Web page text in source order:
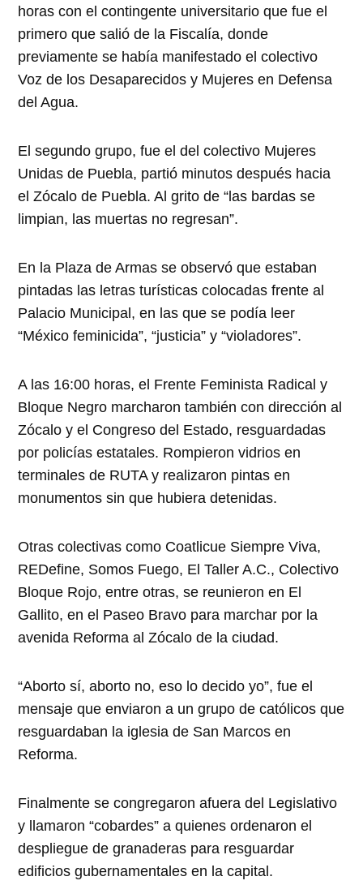
horas con el contingente universitario que fue el
primero que salió de la Fiscalía, donde
previamente se había manifestado el colectivo
Voz de los Desaparecidos y Mujeres en Defensa
del Agua.
El segundo grupo, fue el del colectivo Mujeres
Unidas de Puebla, partió minutos después hacia
el Zócalo de Puebla. Al grito de “las bardas se
limpian, las muertas no regresan”.
En la Plaza de Armas se observó que estaban
pintadas las letras turísticas colocadas frente al
Palacio Municipal, en las que se podía leer
“México feminicida”, “justicia” y “violadores”.
A las 16:00 horas, el Frente Feminista Radical y
Bloque Negro marcharon también con dirección al
Zócalo y el Congreso del Estado, resguardadas
por policías estatales. Rompieron vidrios en
terminales de RUTA y realizaron pintas en
monumentos sin que hubiera detenidas.
Otras colectivas como Coatlicue Siempre Viva,
REDefine, Somos Fuego, El Taller A.C., Colectivo
Bloque Rojo, entre otras, se reunieron en El
Gallito, en el Paseo Bravo para marchar por la
avenida Reforma al Zócalo de la ciudad.
“Aborto sí, aborto no, eso lo decido yo”, fue el
mensaje que enviaron a un grupo de católicos que
resguardaban la iglesia de San Marcos en
Reforma.
Finalmente se congregaron afuera del Legislativo
y llamaron “cobardes” a quienes ordenaron el
despliegue de granaderas para resguardar
edificios gubernamentales en la capital.